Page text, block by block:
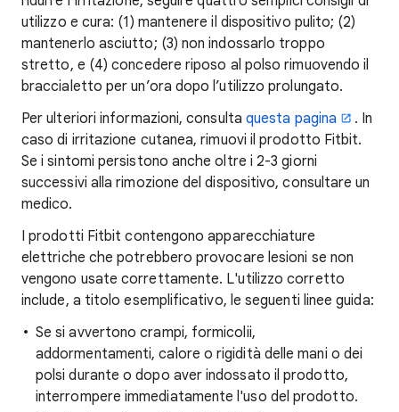
utilizzo e cura: (1) mantenere il dispositivo pulito; (2)
mantenerlo asciutto; (3) non indossarlo troppo
stretto, e (4) concedere riposo al polso rimuovendo il
braccialetto per un’ora dopo l’utilizzo prolungato.
Per ulteriori informazioni, consulta questa pagina
. In
caso di irritazione cutanea, rimuovi il prodotto Fitbit.
Se i sintomi persistono anche oltre i 2-3 giorni
successivi alla rimozione del dispositivo, consultare un
medico.
I prodotti Fitbit contengono apparecchiature
elettriche che potrebbero provocare lesioni se non
vengono usate correttamente. L'utilizzo corretto
include, a titolo esemplificativo, le seguenti linee guida:
Se si avvertono crampi, formicolii,
addormentamenti, calore o rigidità delle mani o dei
polsi durante o dopo aver indossato il prodotto,
interrompere immediatamente l'uso del prodotto.